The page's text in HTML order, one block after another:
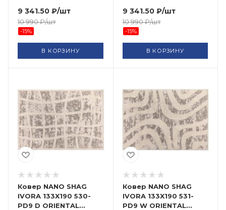
9 341.50 ₽/шт
10 990₽/шт
-15%
В КОРЗИНУ
9 341.50₽/шт
10 990₽/шт
-15%
В КОРЗИНУ
Ковер NANO SHAG
IVORA 133X190 530-
PD9 D ORIENTAL
Ковер NANO SHAG
IVORA 133X190 531-
PD9 W ORIENTAL